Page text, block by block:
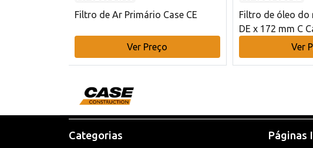
Filtro de Ar Primário Case CE
Ver Preço
Filtro de óleo do
DE x 172 mm C
Ver
Categorias Páginas